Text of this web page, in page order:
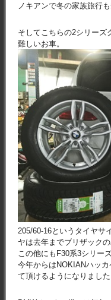
ノキアンで冬の家族旅行も
そしてこちらの2シリーズ
難しいお車。
205/60-16というタイヤサ
ヤは去年までブリザックの
この他にもF30系3シリー
今年からはNOKIANハッ
て頂けるようになりました